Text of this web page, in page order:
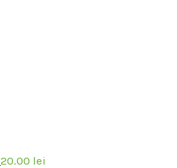
20.00 lei